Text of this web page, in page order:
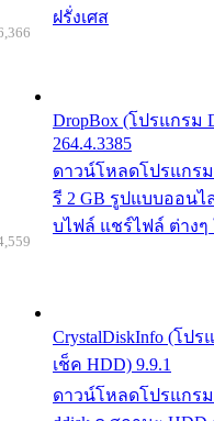
ฝรั่งเศส
DropBox (โปรแกรม
264.4.3385
ดาวน์โหลดโปรแกร
รี 2 GB รูปแบบออนไ
บไฟล์ แชร์ไฟล์ ต่างๆ
CrystalDiskInfo (โปร
เช็ค HDD) 9.9.1
ดาวน์โหลดโปรแกรม